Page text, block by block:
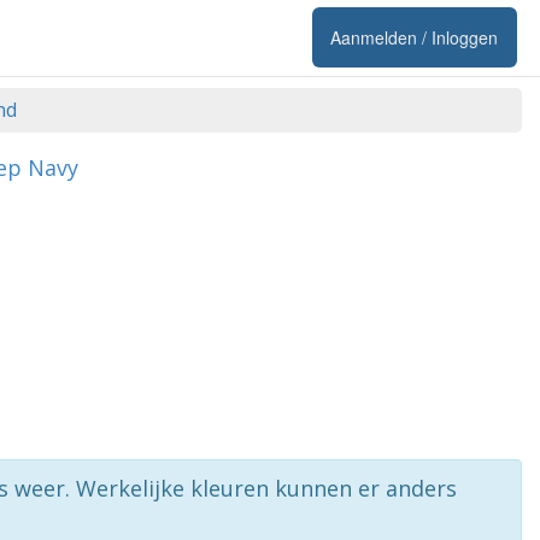
Aanmelden / Inloggen
Navy
Werkelijke kleuren kunnen er anders